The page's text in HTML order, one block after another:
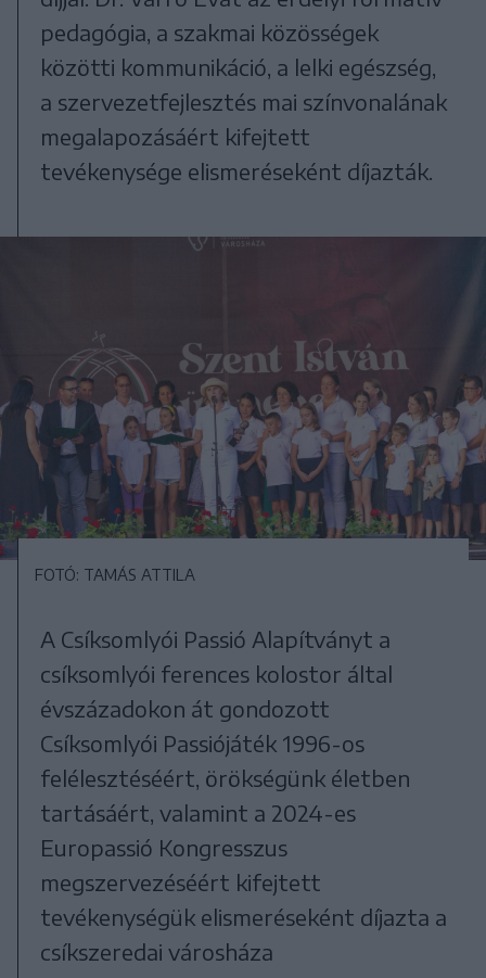
pedagógia, a szakmai közösségek
közötti kommunikáció, a lelki egészség,
a szervezetfejlesztés mai színvonalának
megalapozásáért kifejtett
tevékenysége elismeréseként díjazták.
FOTÓ: TAMÁS ATTILA
A Csíksomlyói Passió Alapítványt a
csíksomlyói ferences kolostor által
évszázadokon át gondozott
Csíksomlyói Passiójáték 1996-os
felélesztéséért, örökségünk életben
tartásáért, valamint a 2024-es
Europassió Kongresszus
megszervezéséért kifejtett
tevékenységük elismeréseként díjazta a
csíkszeredai városháza